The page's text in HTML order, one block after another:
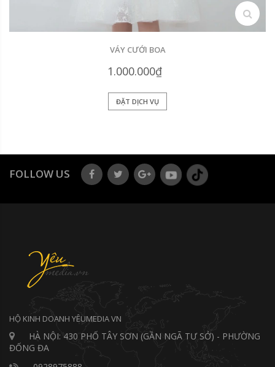
search
VÁY CƯỚI BOA
1.000.000₫
ĐẶT DỊCH VỤ
FOLLOW US
HỘ KINH DOANH YÊUMEDIA VN
HÀ NỘI: 430 PHỐ TÂY SƠN (GẦN NGÃ TƯ SỞ) - PHƯỜNG
ĐỐNG ĐA